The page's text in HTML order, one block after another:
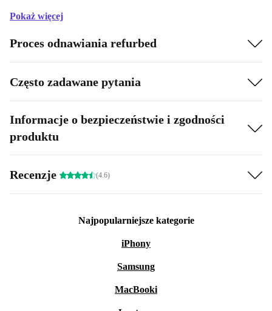
Pokaż więcej
Proces odnawiania refurbed
Często zadawane pytania
Informacje o bezpieczeństwie i zgodności
produktu
Recenzje (4.6)
Najpopularniejsze kategorie
iPhony
Samsung
MacBooki